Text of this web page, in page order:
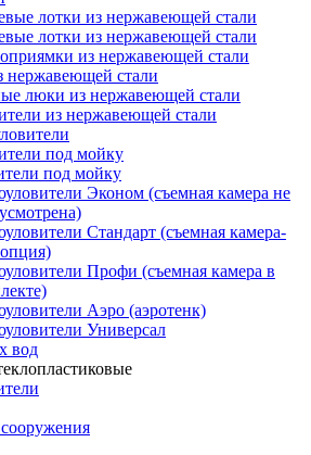
лотки из нержавеющей стали
лотки из нержавеющей стали
из нержавеющей стали
нержавеющей стали
люки из нержавеющей стали
из нержавеющей стали
под мойку
под мойку
Эконом (съемная камера не
Стандарт (съемная камера-
Профи (съемная камера в
Аэро (аэротенк)
Универсал
вод